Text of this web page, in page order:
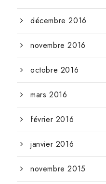
décembre 2016
novembre 2016
octobre 2016
mars 2016
février 2016
janvier 2016
novembre 2015